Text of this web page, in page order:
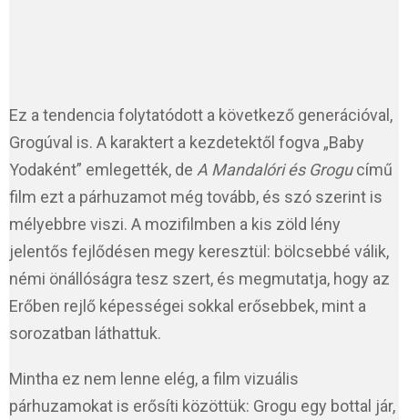
Ez a tendencia folytatódott a következő generációval,
Grogúval is. A karaktert a kezdetektől fogva „Baby
Yodaként” emlegették, de A Mandalóri és Grogucímű
film ezt a párhuzamot még tovább, és szó szerint is
mélyebbre viszi. A mozifilmben a kis zöld lény
jelentős fejlődésen megy keresztül: bölcsebbé válik,
némi önállóságra tesz szert, és megmutatja, hogy az
Erőben rejlő képességei sokkal erősebbek, mint a
sorozatban láthattuk.
Mintha ez nem lenne elég, a film vizuális
párhuzamokat is erősíti közöttük: Grogu egy bottal jár,